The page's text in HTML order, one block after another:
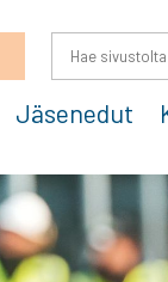
Jäsenedut